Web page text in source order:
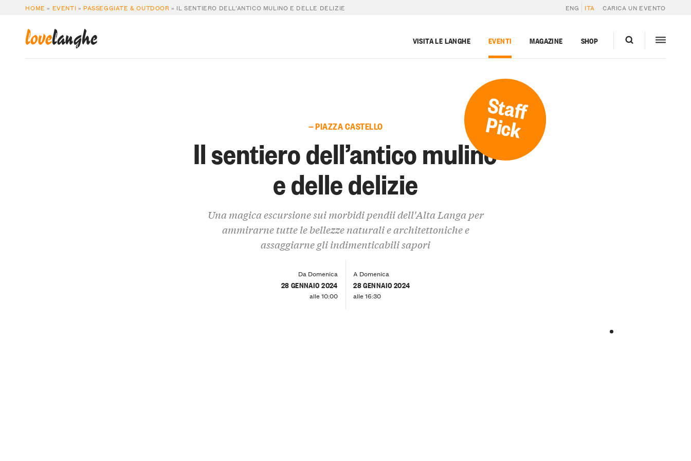
HOME » EVENTI » PASSEGGIATE & OUTDOOR » IL SENTIERO DELL’ANTICO MULINO E DELLE DELIZIE ENG ITA CARICA UN EVENTO
lovelanghe VISITA LE LANGHE EVENTI MAGAZINE SHOP
Staff
Pick
— PIAZZA CASTELLO
Il sentiero dell’antico mulino
e delle delizie
Una magica escursione sui morbidi pendii dell'Alta Langa per
ammirarne tutte le bellezze naturali e architettoniche e
assaggiarne gli indimenticabili sapori
Da Domenica
28 GENNAIO 2024
alle 10:00
A Domenica
28 GENNAIO 2024
alle 16:30